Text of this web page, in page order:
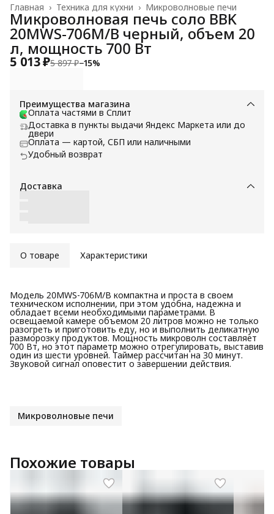
Микроволновые печи
Техника для кухни ›
Главная ›
Микроволновая печь соло BBK
20MWS-706M/B черный, объем 20
л, мощность 700 Вт
5 013 ₽5 897 ₽−15%
Преимущества магазина
Оплата частями в Сплит
Доставка в пункты выдачи Яндекс Маркета или до
двери
Оплата — картой, СБП или наличными
Удобный возврат
Доставка
О товаре Характеристики
Модель 20MWS-706M/B компактна и проста в своем
техническом исполнении, при этом удобна, надежна и
обладает всеми необходимыми параметрами. В
освещаемой камере объемом 20 литров можно не только
разогреть и приготовить еду, но и выполнить деликатную
разморозку продуктов. Мощность микроволн составляет
700 Вт, но этот параметр можно отрегулировать, выставив
один из шести уровней. Таймер рассчитан на 30 минут.
Звуковой сигнал оповестит о завершении действия.
Микроволновые печи
Похожие товары